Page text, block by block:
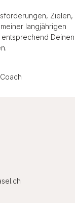
Zielen,
langjährigen
entsprechend Deinen